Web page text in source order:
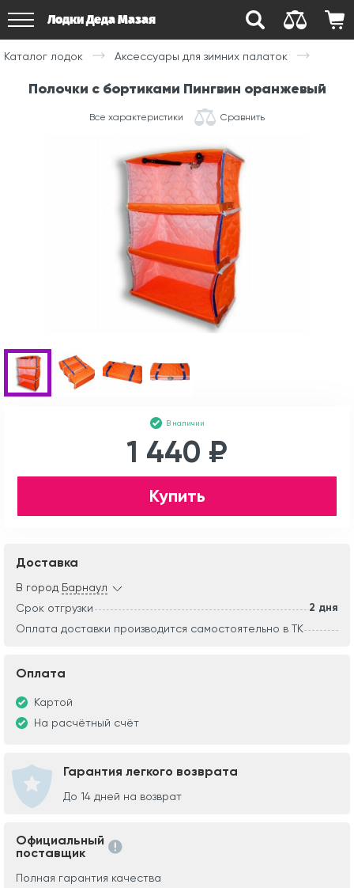
Лодки Деда Мазая
Каталог лодок Аксессуары для зимних палаток
Полочки с бортиками Пингвин оранжевый
Все характеристики Сравнить
В наличии
1 440 ₽
Купить
Доставка
В город Барнаул
Срок отгрузки
2 дня
Оплата доставки производится самостоятельно в ТК
Оплата
Картой
На расчётный счёт
Гарантия легкого возврата
До 14 дней на возврат
Официальный
поставщик
Полная гарантия качества